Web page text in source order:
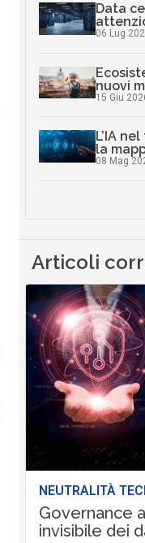
Data
06 Lug
nuovi
15 Giu
L’IA
la
08 Mag
Articoli
NEUTRALITÀ
Governance
invisibile dei